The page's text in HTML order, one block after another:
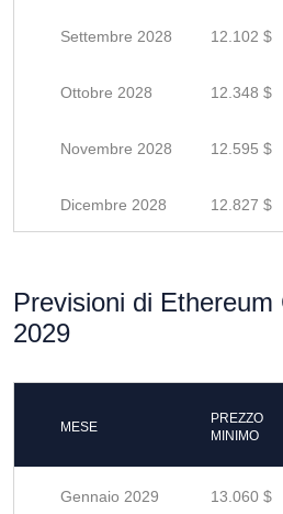
Settembre 2028 12.102 $
Ottobre 2028 12.348 $
Novembre 2028 12.595 $
Dicembre 2028 12.827 $
Previsioni di Ethereum
2029
MESE
PREZZO
MINIMO
Gennaio 2029 13.060 $